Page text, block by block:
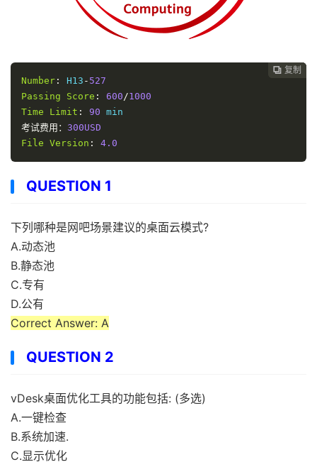
 复制
 复制
 复制
Number : H13 - 527
Passing
Score : 600/1000
Time
Limit : 90
考试费用： 300USD
File Version : 4.0
QUESTION 1
下列哪种是网吧场景建议的桌面云模式?
A.动态池
B.静态池
C.专有
D.公有
Correct Answer: A
QUESTION 2
vDesk桌面优化工具的功能包括: (多选)
A.一键检查
B.系统加速.
C.显示优化